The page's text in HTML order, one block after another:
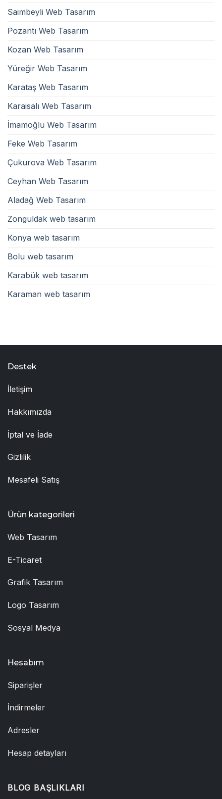
Saimbeyli Web Tasarım
Pozantı Web Tasarım
Kozan Web Tasarım
Yüreğir Web Tasarım
Karataş Web Tasarım
Karaisalı Web Tasarım
İmamoğlu Web Tasarım
Feke Web Tasarım
Çukurova Web Tasarım
Ceyhan Web Tasarım
Aladağ Web Tasarım
Zonguldak web tasarım
Konya web tasarım
Bolu web tasarım
Karabük web tasarım
Karaman web tasarım
Destek
İletişim
Hakkımızda
İptal ve İade
Gizlilik
Mesafeli Satış
Ürün kategorileri
Web Tasarım
E-Ticaret
Grafik Tasarım
Logo Tasarım
Sosyal Medya
Hesabım
Siparişler
İndirmeler
Adresler
Hesap detayları
BLOG BAŞLIKLARI